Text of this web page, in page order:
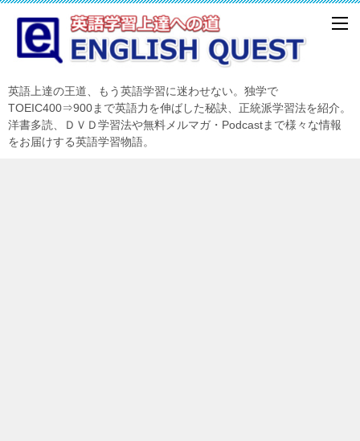
英語上達の王道、もう英語学習に迷わせない。独学で
TOEIC400⇒900まで英語力を伸ばした秘訣、正統派学習法を紹介。
洋書多読、ＤＶＤ学習法や無料メルマガ・Podcastまで様々な情報
をお届けする英語学習物語。